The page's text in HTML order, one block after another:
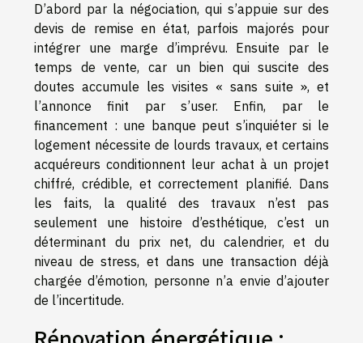
D’abord par la négociation, qui s’appuie sur des
devis de remise en état, parfois majorés pour
intégrer une marge d’imprévu. Ensuite par le
temps de vente, car un bien qui suscite des
doutes accumule les visites « sans suite », et
l’annonce finit par s’user. Enfin, par le
financement : une banque peut s’inquiéter si le
logement nécessite de lourds travaux, et certains
acquéreurs conditionnent leur achat à un projet
chiffré, crédible, et correctement planifié. Dans
les faits, la qualité des travaux n’est pas
seulement une histoire d’esthétique, c’est un
déterminant du prix net, du calendrier, et du
niveau de stress, et dans une transaction déjà
chargée d’émotion, personne n’a envie d’ajouter
de l’incertitude.